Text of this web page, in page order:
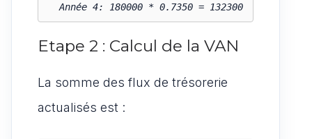
  Année 4: 180000 * 0.7350 = 132300
Etape 2 : Calcul de la VAN
La somme des flux de trésorerie
actualisés est :